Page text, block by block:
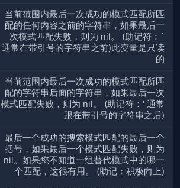
当前范围内最后一次成功的模式匹配所匹
配的任何内容之前的字符串，如果最后一
次模式匹配失败，则为 nil。 (助记符：`
通常在带引号的字符串之前)此变量是只读
的
当前范围内最后一次成功的模式匹配所匹
配的字符串后面的字符串，如果最后一次
模式匹配失败，则为 nil。 (助记符：' 通常
跟在带引号的字符串之后)
最后一个成功的搜索模式匹配的最后一个
括号，如果最后一个模式匹配失败，则为
nil。如果您不知道一组替代模式中的哪一
个匹配，这很有用。 (助记：积极向上)